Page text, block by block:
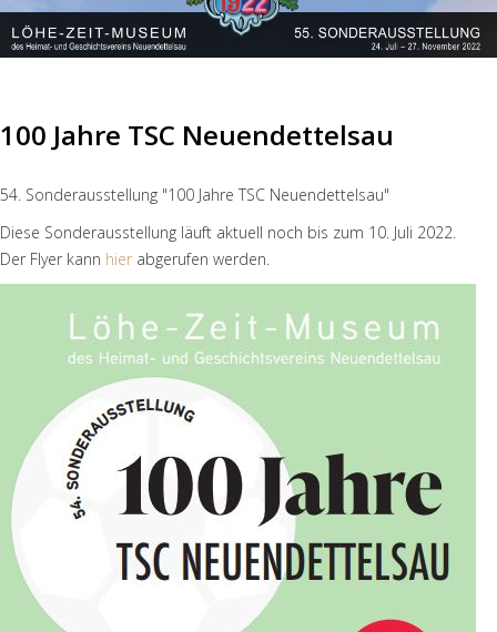
100 Jahre TSC Neuendettelsau
54. Sonderausstellung "100 Jahre TSC Neuendettelsau"
Diese Sonderausstellung läuft aktuell noch bis zum 10. Juli 2022.
Der Flyer kann hier abgerufen werden.